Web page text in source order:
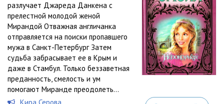
разлучает Джареда Данкена с
прелестной молодой женой
Мирандой Отважная англичанка
отправляется на поиски пропавшего
мужа в Санкт-Петербург Затем
судьба забрасывает ее в Крым и
даже в Стамбул. Только беззаветная
преданность, смелость и ум
помогают Миранде преодолеть...